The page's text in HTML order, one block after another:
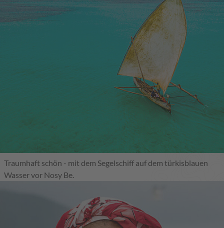
Traumhaft schön - mit dem Segelschiff auf dem türkisblauen
Wasser vor Nosy Be.